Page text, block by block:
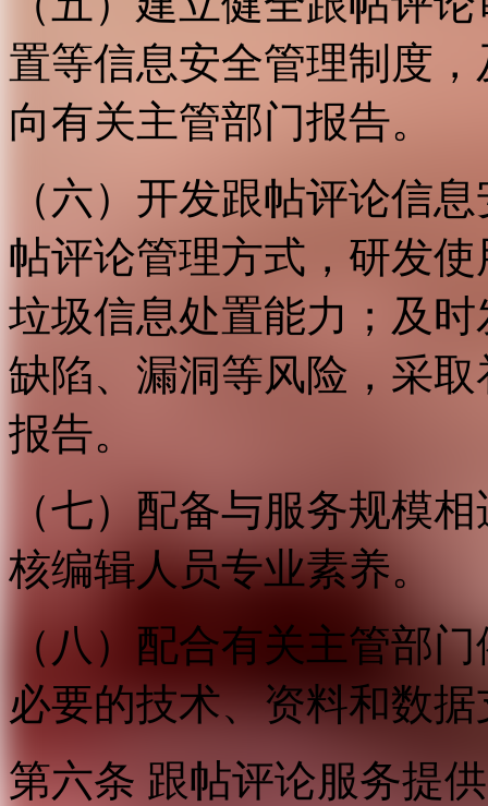
置等信息安全管理制度
向有关主管部门报告。
（六）开发跟帖评论信
帖评论管理方式，研发
垃圾信息处置能力；及
缺陷、漏洞等风险，采
报告。
（七）配备与服务规模
核编辑人员专业素养。
（八）配合有关主管部
必要的技术、资料和数
第六条 跟帖评论服务提